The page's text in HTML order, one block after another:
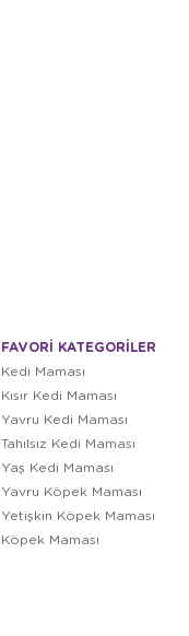
FAVORİ KATEGORİLER
Kedi Maması
Kısır Kedi Maması
Yavru Kedi Maması
Tahılsız Kedi Maması
Yaş Kedi Maması
Yavru Köpek Maması
Yetişkin Köpek Maması
Köpek Maması